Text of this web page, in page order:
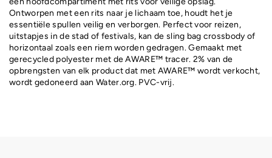
Ontworpen met een rits naar je lichaam toe, houdt het je
essentiële spullen veilig en verborgen. Perfect voor reizen,
uitstapjes in de stad of festivals, kan de sling bag crossbody of
horizontaal zoals een riem worden gedragen. Gemaakt met
gerecycled polyester met de AWARE™ tracer. 2% van de
opbrengsten van elk product dat met AWARE™ wordt verkocht,
wordt gedoneerd aan Water.org. PVC-vrij.